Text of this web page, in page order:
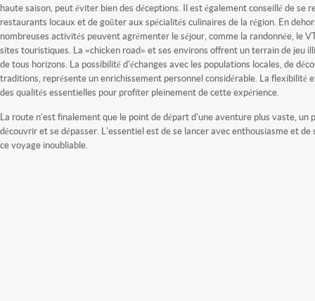
haute saison, peut éviter bien des déceptions. Il est également conseillé de se
restaurants locaux et de goûter aux spécialités culinaires de la région. En
nombreuses activités peuvent agrémenter le séjour, comme la randonnée, le
sites touristiques. La «chicken road» et ses environs offrent un terrain de jeu
de tous horizons. La possibilité d'échanges avec les populations locales, de
traditions, représente un enrichissement personnel considérable. La flexibilité
des qualités essentielles pour profiter pleinement de cette expérience.
La route n'est finalement que le point de départ d'une aventure plus vaste, un
découvrir et se dépasser. L'essentiel est de se lancer avec enthousiasme et
ce voyage inoubliable.